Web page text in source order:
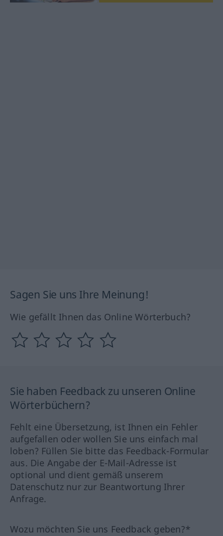
Sagen Sie uns Ihre Meinung!
Wie gefällt Ihnen das Online Wörterbuch?
Sie haben Feedback zu unseren Online
Wörterbüchern?
Fehlt eine Übersetzung, ist Ihnen ein Fehler
aufgefallen oder wollen Sie uns einfach mal
loben? Füllen Sie bitte das Feedback-Formular
aus. Die Angabe der E-Mail-Adresse ist
optional und dient gemäß unserem
Datenschutz nur zur Beantwortung Ihrer
Anfrage.
Wozu möchten Sie uns Feedback geben?*